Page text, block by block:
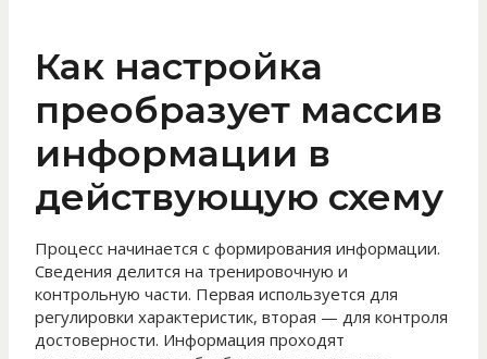
Как настройка
преобразует массив
информации в
действующую схему
Процесс начинается с формирования информации.
Сведения делится на тренировочную и
контрольную части. Первая используется для
регулировки характеристик, вторая — для контроля
достоверности. Информация проходят